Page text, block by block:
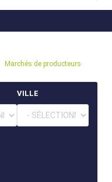
Marchés de producteurs
VILLE